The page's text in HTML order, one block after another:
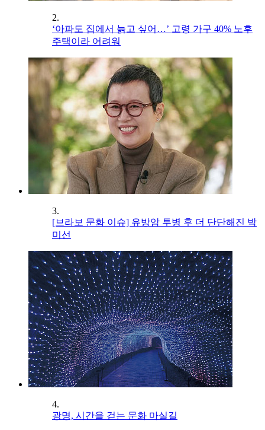
2.
‘아파도 집에서 늙고 싶어…’ 고령 가구 40% 노후
주택이라 어려워
3.
[브라보 문화 이슈] 유방암 투병 후 더 단단해진 박
미선
4.
광명, 시간을 걷는 문화 마실길